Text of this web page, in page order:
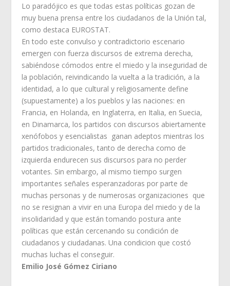
Lo paradójico es que todas estas políticas gozan de
muy buena prensa entre los ciudadanos de la Unión tal,
como destaca EUROSTAT.
En todo este convulso y contradictorio escenario
emergen con fuerza discursos de extrema derecha,
sabiéndose cómodos entre el miedo y la inseguridad de
la población, reivindicando la vuelta a la tradición, a la
identidad, a lo que cultural y religiosamente define
(supuestamente) a los pueblos y las naciones: en
Francia, en Holanda, en Inglaterra, en Italia, en Suecia,
en Dinamarca, los partidos con discursos abiertamente
xenófobos y esencialistas ganan adeptos mientras los
partidos tradicionales, tanto de derecha como de
izquierda endurecen sus discursos para no perder
votantes. Sin embargo, al mismo tiempo surgen
importantes señales esperanzadoras por parte de
muchas personas y de numerosas organizaciones que
no se resignan a vivir en una Europa del miedo y de la
insolidaridad y que están tomando postura ante
políticas que están cercenando su condición de
ciudadanos y ciudadanas. Una condicion que costó
muchas luchas el conseguir.
Emilio José Gómez Ciriano